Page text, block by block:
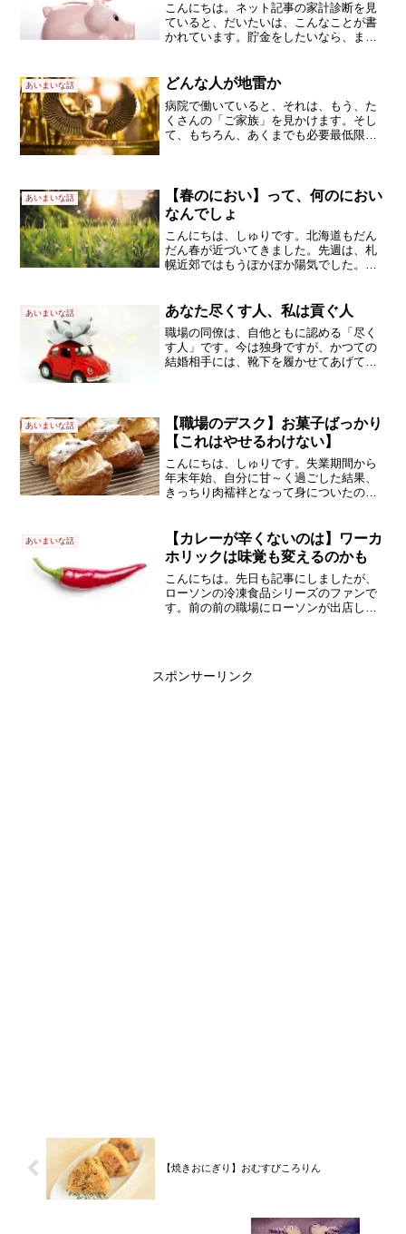
こんにちは。ネット記事の家計診断を見
ていると、だいたいは、こんなことが書
かれています。貯金をしたいなら、まず
なんです。そうなんですが、怖くて、家
計の中身を直視できません...
あいまいな話 どんな人が地雷か
病院で働いていると、それは、もう、た
くさんの「ご家族」を見かけます。そし
て、もちろん、あくまでも必要最低限で
かつい風体でも、子どもさ...
あいまいな話
【春のにおい】って、何のにおい
なんでしょ
こんにちは、しゅりです。北海道もだん
だん春が近づいてきました。先週は、札
幌近郊ではもうぽかぽか陽気でした。そ
先に感じるあのにおい、あれは何でしょ
う。胸がすっとす...
あいまいな話 あなた尽くす人、私は貢ぐ人
職場の同僚は、自他ともに認める「尽く
す人」です。今は独身ですが、かつての
結婚相手には、靴下を履かせてあげてい
夫さんは、自分の洋服の...
あいまいな話
【職場のデスク】お菓子ばっかり
【これはやせるわけない】
こんにちは、しゅりです。失業期間から
年末年始、自分に甘～く過ごした結果、
きっちり肉襦袢となって身についたのは
よく使っていた言い回しなんです。贅肉
のことなんでしょうけど、...
あいまいな話
【カレーが辛くないのは】ワーカ
ホリックは味覚も変えるのかも
こんにちは。先日も記事にしましたが、
ローソンの冷凍食品シリーズのファンで
す。前の前の職場にローソンが出店して
スポンサーリンク
【焼きおにぎり】おむすびころりん